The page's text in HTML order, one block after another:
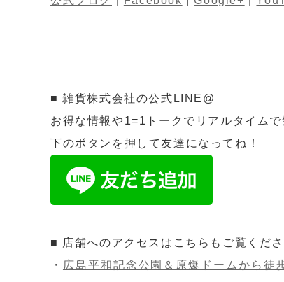
■ 雑貨株式会社の公式LINE@
お得な情報や1=1トークでリアルタイム
下のボタンを押して友達になってね！
■ 店舗へのアクセスはこちらもご覧くださ
・ 広島平和記念公園＆原爆ドームから徒